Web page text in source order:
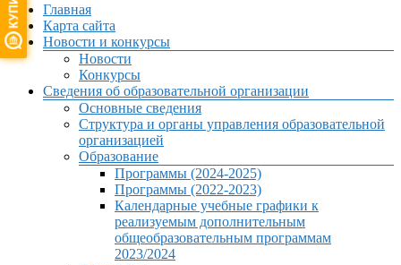
МенюГлавная
Карта сайта
Новости и конкурсы
Новости
Конкурсы
Сведения об образовательной организации
Основные сведения
Структура и органы управления образовательной
организацией
Образование
Программы (2024-2025)
Программы (2022-2023)
Календарные учебные графики к
реализуемым дополнительным
общеобразовательным программам
2023/2024